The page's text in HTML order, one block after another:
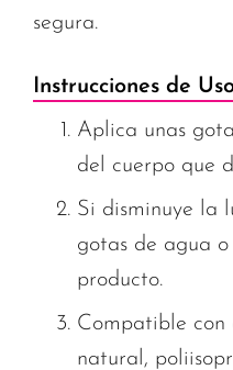
segura.
Instrucciones de
Aplica unas
del cuerpo que
Si disminuye la
gotas de agua
producto.
Compatible con
natural,